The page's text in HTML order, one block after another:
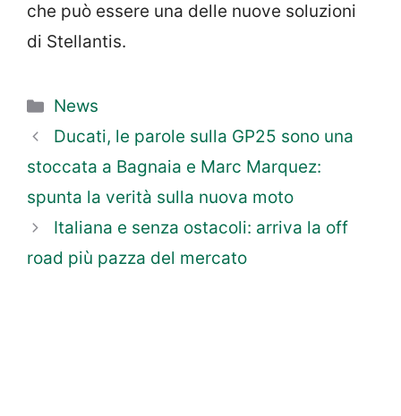
che può essere una delle nuove soluzioni
di Stellantis.
Categorie
News
Ducati, le parole sulla GP25 sono una
stoccata a Bagnaia e Marc Marquez:
spunta la verità sulla nuova moto
Italiana e senza ostacoli: arriva la off
road più pazza del mercato